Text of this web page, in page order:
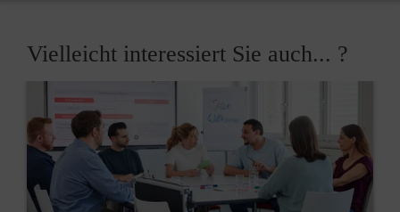
Vielleicht interessiert Sie auch... ?